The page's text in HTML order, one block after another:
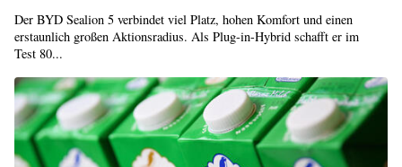
Der BYD Sealion 5 verbindet viel Platz, hohen Komfort und einen
erstaunlich großen Aktionsradius. Als Plug-in-Hybrid schafft er im
Test 80...